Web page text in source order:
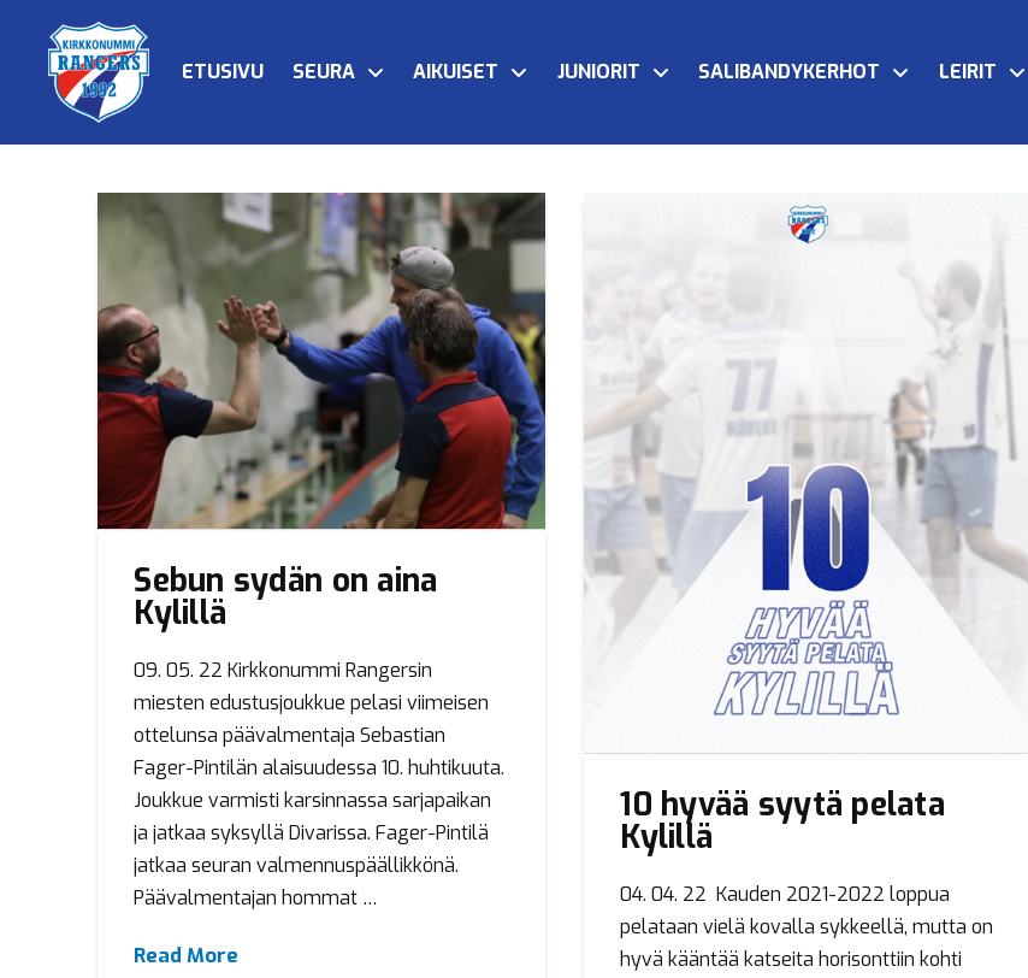
ETUSIVU SEURA AIKUISET JUNIORIT SALIBANDYKERHOT LEIRIT
Sebun sydän on aina
Kylillä
09. 05. 22 Kirkkonummi Rangersin
miesten edustusjoukkue pelasi viimeisen
ottelunsa päävalmentaja Sebastian
Fager-Pintilän alaisuudessa 10. huhtikuuta.
Joukkue varmisti karsinnassa sarjapaikan
ja jatkaa syksyllä Divarissa. Fager-Pintilä
jatkaa seuran valmennuspäällikkönä.
Päävalmentajan hommat …
Read More
10 hyvää syytä pelata
Kylillä
04. 04. 22 Kauden 2021-2022 loppua
pelataan vielä kovalla sykkeellä, mutta on
hyvä kääntää katseita horisonttiin kohti